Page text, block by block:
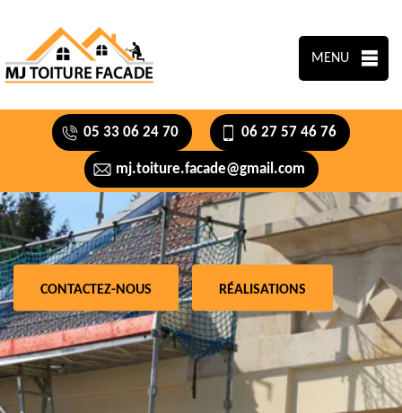
MENU
05 33 06 24 70 06 27 57 46 76
mj.toiture.facade@gmail.com
CONTACTEZ-NOUS RÉALISATIONS